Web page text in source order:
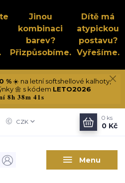
Jinou
kombinaci
barev?
Přizpůsobíme.
Dítě má
atypickou
postavu?
Vyřešíme.
%☀️ na letní softshellové kalhoty,
🌼 s kódem LETO2026
8h 38m 40s
Menu
CZK
0 ks
0 Kč